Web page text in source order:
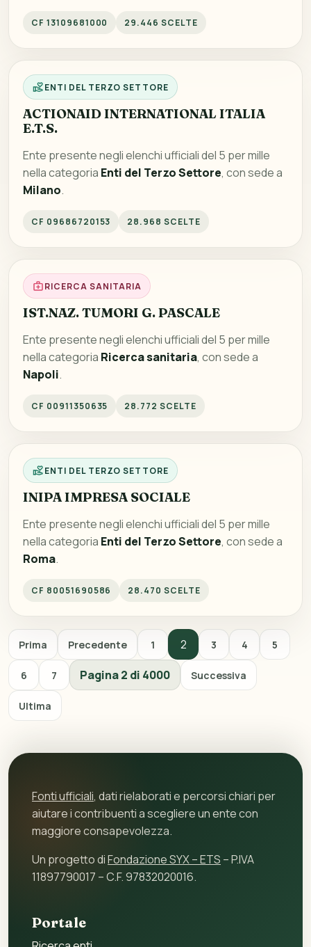
CF 13109681000 29.446 SCELTE
ENTI DEL TERZO SETTORE
ACTIONAID INTERNATIONAL ITALIA
E.T.S.
Ente presente negli elenchi ufficiali del 5 per mille
nella categoria Enti del Terzo Settore, con sede a
Milano.
CF 09686720153 28.968 SCELTE
RICERCA SANITARIA
IST.NAZ. TUMORI G. PASCALE
Ente presente negli elenchi ufficiali del 5 per mille
nella categoria Ricerca sanitaria, con sede a
Napoli.
CF 00911350635 28.772 SCELTE
ENTI DEL TERZO SETTORE
INIPA IMPRESA SOCIALE
Ente presente negli elenchi ufficiali del 5 per mille
nella categoria Enti del Terzo Settore, con sede a
Roma.
CF 80051690586 28.470 SCELTE
Prima Precedente 1 2 3 4 5
6 7 Pagina 2 di 4000 Successiva
Ultima
Fonti ufficiali, dati rielaborati e percorsi chiari per
aiutare i contribuenti a scegliere un ente con
maggiore consapevolezza.
Un progetto diFondazione SYX – ETS – P.IVA
11897790017 – C.F. 97832020016.
Portale